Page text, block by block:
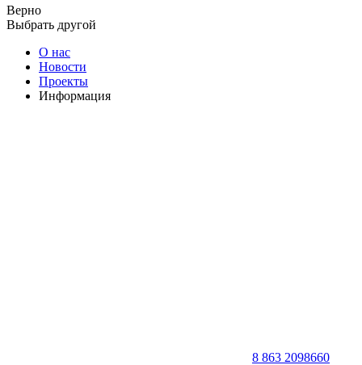
Верно
Выбрать другой
О нас
Новости
Проекты
Информация
8 863 2098660